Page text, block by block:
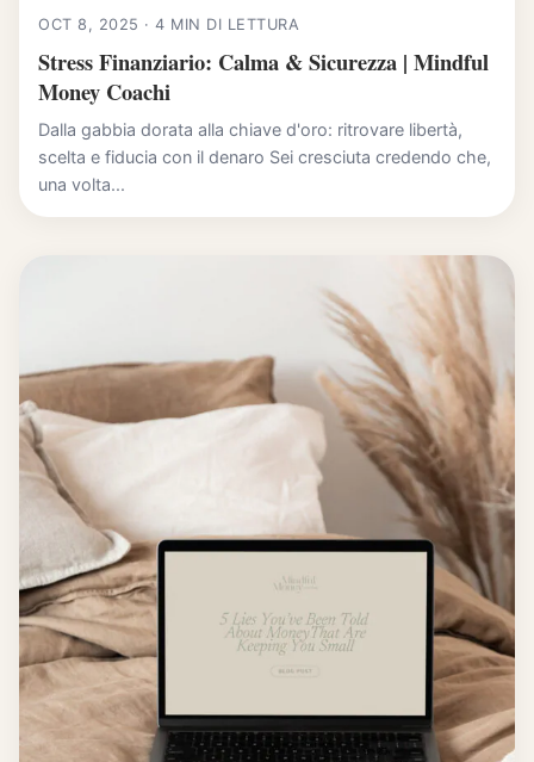
OCT 8, 2025 · 4 MIN DI LETTURA
Stress Finanziario: Calma & Sicurezza | Mindful
Money Coachi
Dalla gabbia dorata alla chiave d'oro: ritrovare libertà,
scelta e fiducia con il denaro Sei cresciuta credendo che,
una volta...